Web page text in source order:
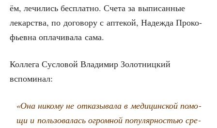
ём, лечи­лись бес­плат­но. Сче­та за выпи­сан­ные
лекар­ства, по дого­во­ру с апте­кой, Надеж­да Про­ко­
фьев­на опла­чи­ва­ла сама.
Кол­ле­га Сус­ло­вой Вла­ди­мир Золот­ниц­кий
вспоминал:
«Она нико­му не отка­зы­ва­ла в меди­цин­ской помо­
щи и поль­зо­ва­лась огром­ной попу­ляр­но­стью сре­